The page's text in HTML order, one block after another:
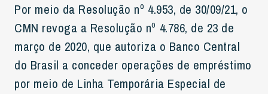
Por meio da Resolução nº 4.953, de 30/09/21, o
CMN revoga a Resolução nº 4.786, de 23 de
março de 2020, que autoriza o Banco Central
do Brasil a conceder operações de empréstimo
por meio de Linha Temporária Especial de